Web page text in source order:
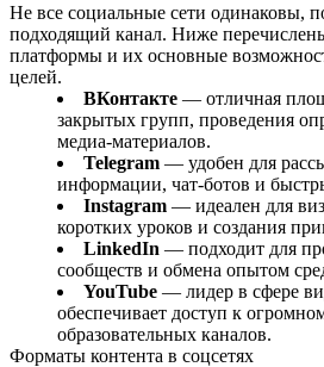
Не все социальные сети одинаковы,
подходящий канал. Ниже
платформы и их основные
целей.
ВКонтакте — отличная
закрытых групп, проведения
медиа‑материалов.
Telegram — удобен для
информации, чат‑ботов и
Instagram — идеален для
коротких уроков и создания
LinkedIn — подходит для
сообществ и обмена опытом
YouTube — лидер в сфере
обеспечивает доступ к
образовательных каналов.
Форматы контента в соцсетях